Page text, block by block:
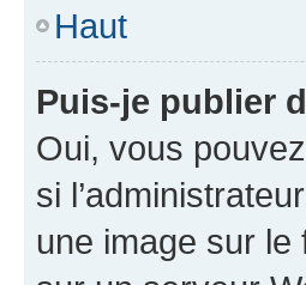
Haut
Puis-je publier
Oui, vous
si
une image sur